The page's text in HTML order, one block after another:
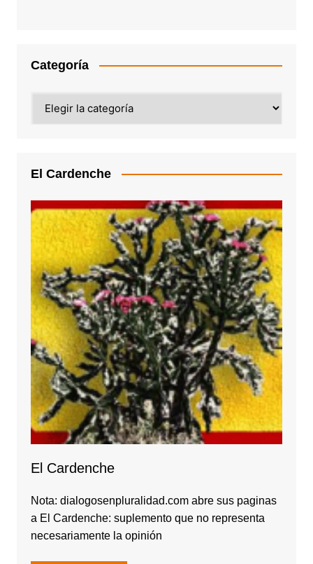
Categoría
El Cardenche
El Cardenche
Nota: dialogosenpluralidad.com abre sus paginas
a El Cardenche: suplemento que no representa
necesariamente la opinión